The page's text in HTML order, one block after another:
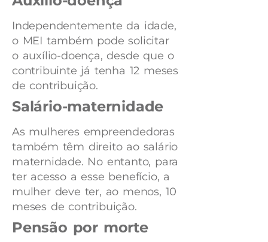
Independentemente da idade,
o MEI também pode solicitar
o auxílio-doença, desde que o
contribuinte já tenha 12 meses
de contribuição.
Salário-maternidade
As mulheres empreendedoras
também têm direito ao salário
maternidade. No entanto, para
ter acesso a esse benefício, a
mulher deve ter, ao menos, 10
meses de contribuição.
Pensão por morte